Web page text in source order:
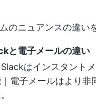
のニュアンスの違い
と電子メールの違い
はインスタント
電子メールはより非